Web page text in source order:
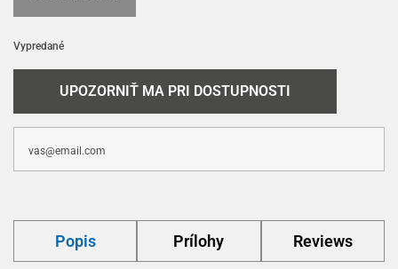
Vypredané
UPOZORNIŤ MA PRI DOSTUPNOSTI
Popis Prílohy Reviews